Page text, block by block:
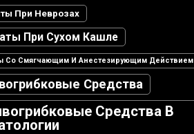
При Неврозах
При Сухом Кашле
Со Смягчающим И Анестезирующим Действием
Средства
Средства В